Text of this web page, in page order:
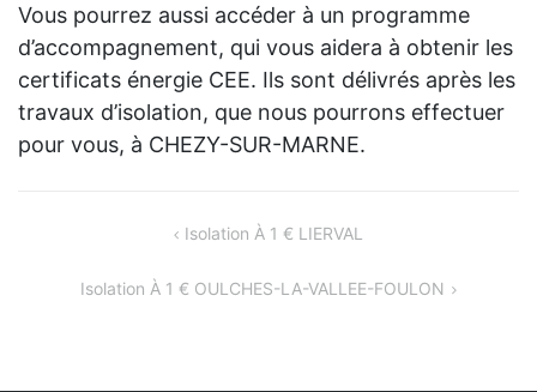
Vous pourrez aussi accéder à un programme
d’accompagnement, qui vous aidera à obtenir les
certificats énergie CEE. Ils sont délivrés après les
travaux d’isolation, que nous pourrons effectuer
pour vous, à CHEZY-SUR-MARNE.
L’ARTICLE
Isolation À 1 € LIERVAL
Isolation À 1 € OULCHES-LA-VALLEE-FOULON